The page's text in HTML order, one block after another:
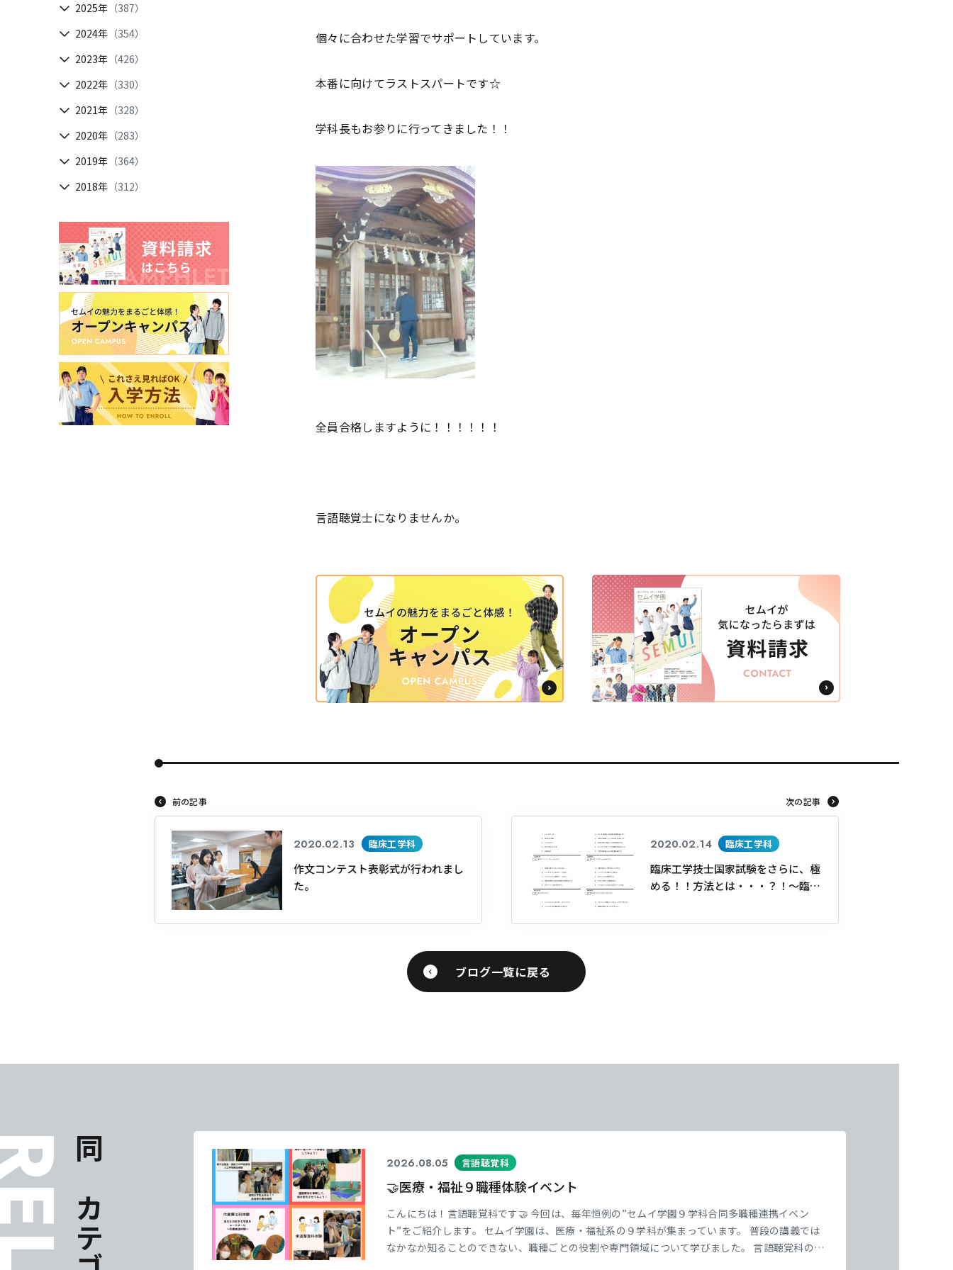
個々に合わせた学習でサポートしています。
本番に向けてラストスパートです☆
学科長もお参りに行ってきました！！
全員合格しますように！！！！！！
言語聴覚士になりませんか。
2025年 （387）
2024年 （354）
2023年 （426）
2022年 （330）
2021年 （328）
2020年 （283）
2019年 （364）
2018年 （312）
前の記事
2020.02.13 臨床工学科
作文コンテスト表彰式が行われまし
た。
次の記事
2020.02.14 臨床工学科
臨床工学技士国家試験をさらに、極
める！！方法とは・・・？！～臨床
ブログ一覧に戻る
2026.08.05 言語聴覚科
🤝医療・福祉９職種体験イベント
こんにちは！言語聴覚科です🤝 今回は、毎年恒例の”セムイ学園９学科合同多職種連携イベン
ト”をご紹介します。 セムイ学園は、医療・福祉系の９学科が集まっています。 普段の講義では
なかなか知ることのできない、職種ごとの役割や専門領域について学びました。 言語聴覚科の学
CLOSE
CLOSE
CLOSE
CLOSE